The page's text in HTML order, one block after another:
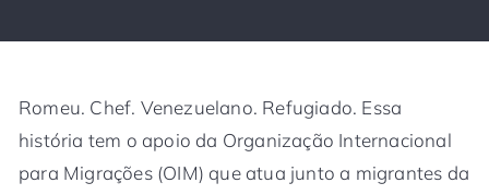
Romeu. Chef. Venezuelano. Refugiado. Essa
história tem o apoio da Organização Internacional
para Migrações (OIM) que atua junto a migrantes da